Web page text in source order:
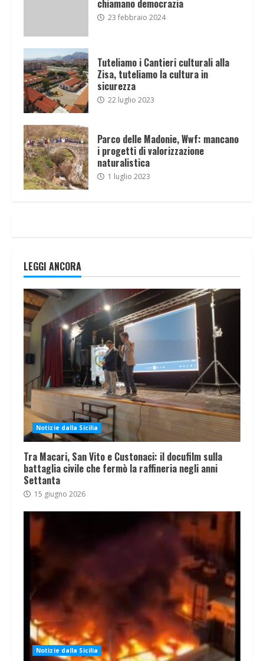
chiamano democrazia
23 febbraio 2024
Tuteliamo i Cantieri culturali alla
Zisa, tuteliamo la cultura in
sicurezza
22 luglio 2023
Parco delle Madonie, Wwf: mancano
i progetti di valorizzazione
naturalistica
1 luglio 2023
LEGGI ANCORA
Notizie dalla Sicilia
Tra Macari, San Vito e Custonaci: il docufilm sulla
battaglia civile che fermò la raffineria negli anni
Settanta
15 giugno 2026
Notizie dalla Sicilia